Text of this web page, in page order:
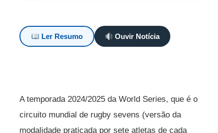
Ler Resumo Ouvir Notícia
A temporada 2024/2025 da World Series, que é o
circuito mundial de rugby sevens (versão da
modalidade praticada por sete atletas de cada